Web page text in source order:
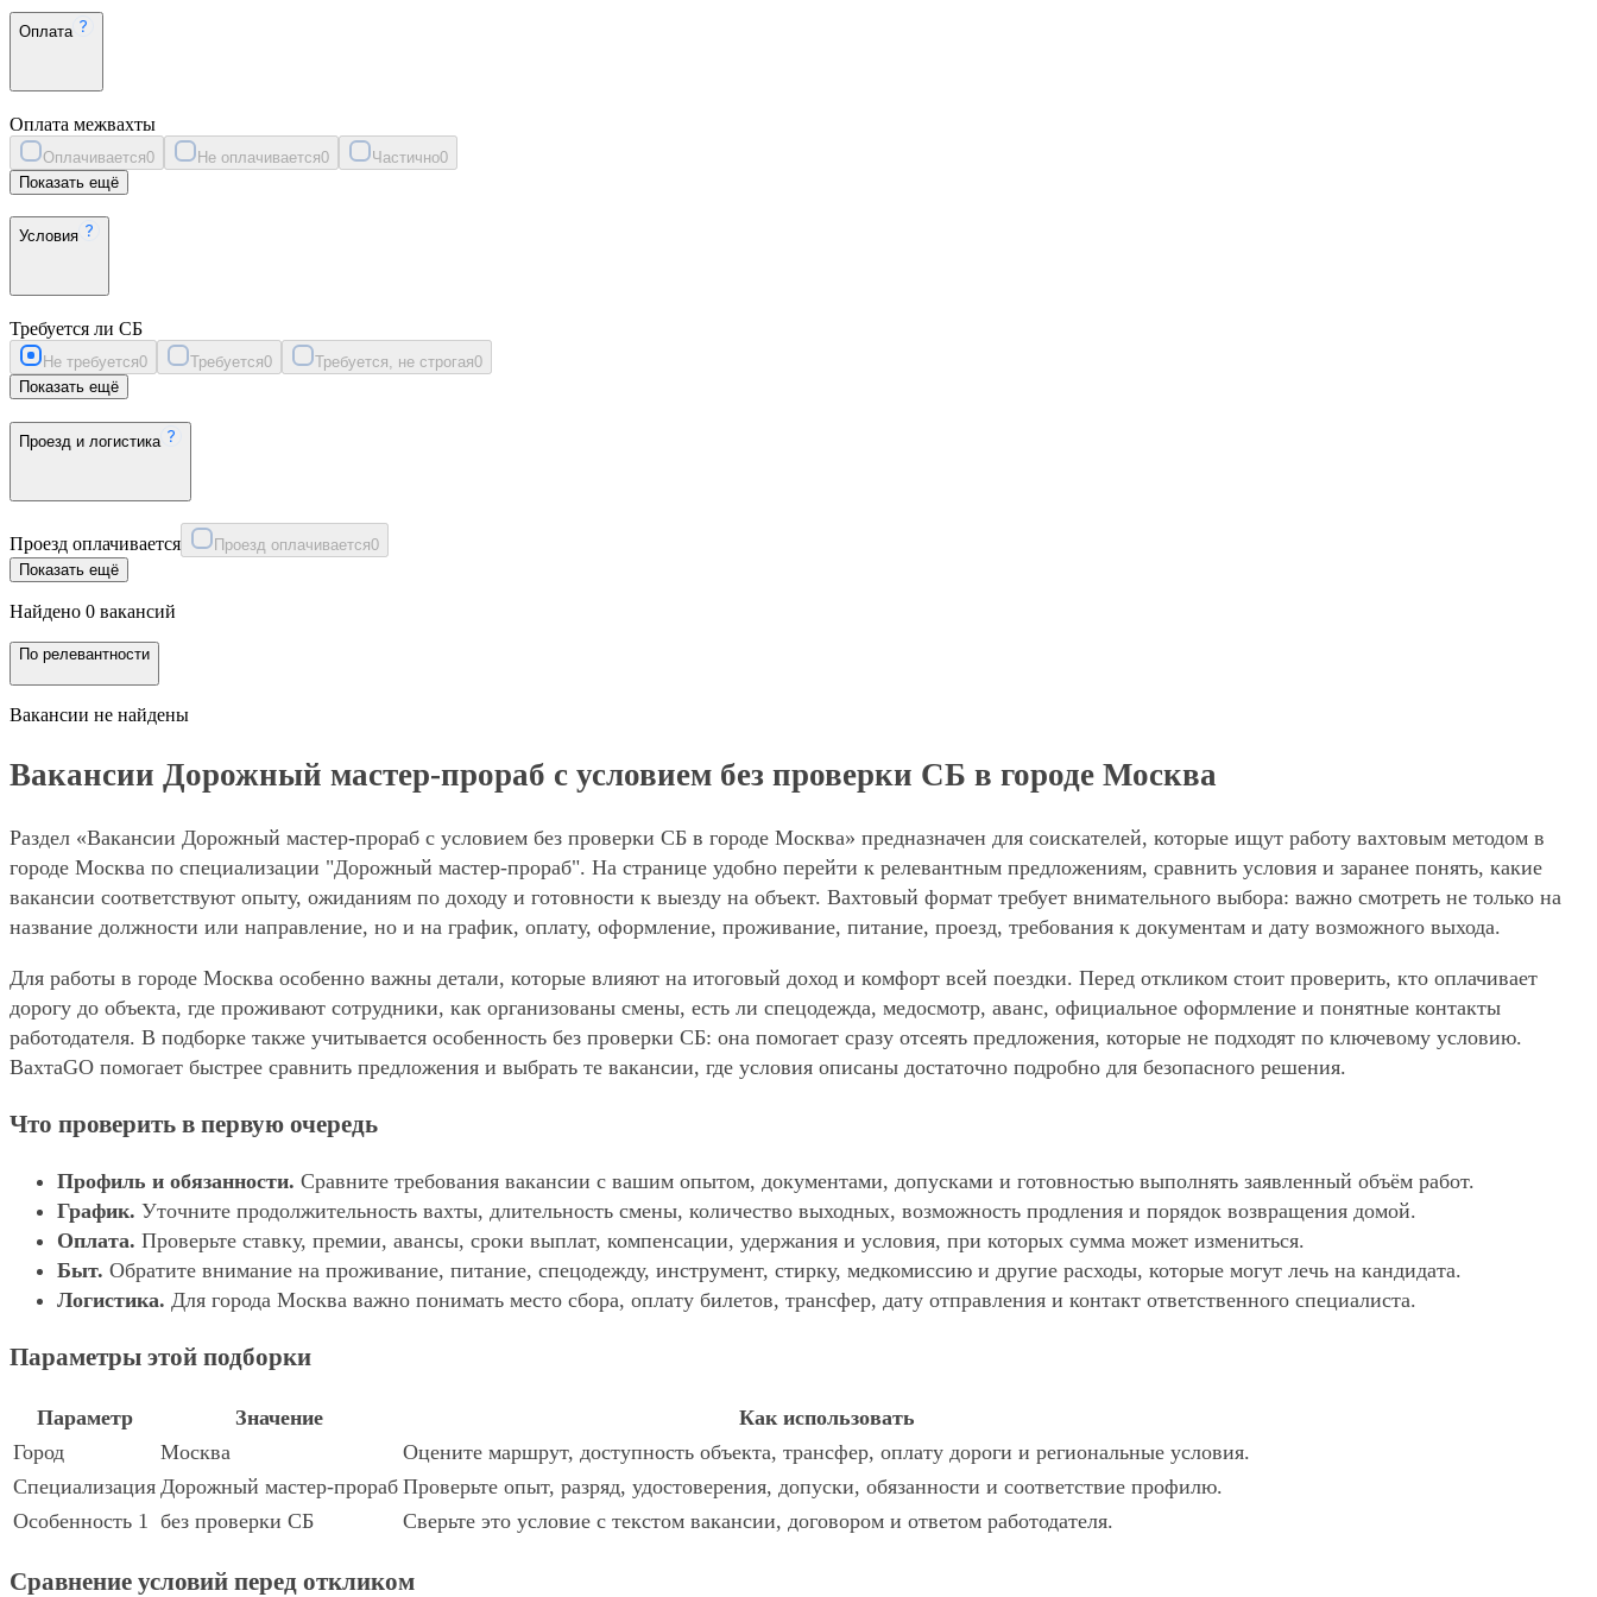
Оплата
Оплата межвахты
Оплачивается0 Не оплачивается0 Частично0
Показать ещё
Условия
Требуется ли СБ
Не требуется0 Требуется0 Требуется, не строгая0
Показать ещё
Проезд и логистика
Проезд оплачивается Проезд оплачивается0
Показать ещё
Найдено 0 вакансий
По релевантности
Вакансии не найдены
Вакансии Дорожный мастер-прораб с условием без проверки СБ в городе Москва
Раздел «Вакансии Дорожный мастер-прораб с условием без проверки СБ в городе Москва» предназначен для соискателей, которые ищут работу вахтовым методом в
городе Москва по специализации "Дорожный мастер-прораб". На странице удобно перейти к релевантным предложениям, сравнить условия и заранее понять, какие
вакансии соответствуют опыту, ожиданиям по доходу и готовности к выезду на объект. Вахтовый формат требует внимательного выбора: важно смотреть не только на
название должности или направление, но и на график, оплату, оформление, проживание, питание, проезд, требования к документам и дату возможного выхода.
Для работы в городе Москва особенно важны детали, которые влияют на итоговый доход и комфорт всей поездки. Перед откликом стоит проверить, кто оплачивает
дорогу до объекта, где проживают сотрудники, как организованы смены, есть ли спецодежда, медосмотр, аванс, официальное оформление и понятные контакты
работодателя. В подборке также учитывается особенность без проверки СБ: она помогает сразу отсеять предложения, которые не подходят по ключевому условию.
ВахтаGO помогает быстрее сравнить предложения и выбрать те вакансии, где условия описаны достаточно подробно для безопасного решения.
Что проверить в первую очередь
Профиль и обязанности. Сравните требования вакансии с вашим опытом, документами, допусками и готовностью выполнять заявленный объём работ.
График. Уточните продолжительность вахты, длительность смены, количество выходных, возможность продления и порядок возвращения домой.
Оплата. Проверьте ставку, премии, авансы, сроки выплат, компенсации, удержания и условия, при которых сумма может измениться.
Быт. Обратите внимание на проживание, питание, спецодежду, инструмент, стирку, медкомиссию и другие расходы, которые могут лечь на кандидата.
Логистика. Для города Москва важно понимать место сбора, оплату билетов, трансфер, дату отправления и контакт ответственного специалиста.
Параметры этой подборки
Параметр Значение
Как использовать
Город
Москва
Оцените маршрут, доступность объекта, трансфер, оплату дороги и региональные условия.
Специализация Дорожный мастер-прораб Проверьте опыт, разряд, удостоверения, допуски, обязанности и соответствие профилю.
Особенность 1 без проверки СБ Сверьте это условие с текстом вакансии, договором и ответом работодателя.
Сравнение условий перед откликом